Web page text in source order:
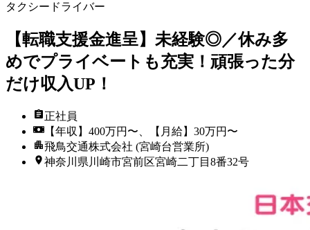
タクシードライバー
【転職支援金進呈】未経験◎／休み多
めでプライベートも充実！頑張った分
だけ収入UP！
正社員
【年収】400万円〜、【月給】30万円〜
飛鳥交通株式会社 (宮崎台営業所)
神奈川県川崎市宮前区宮崎二丁目8番32号